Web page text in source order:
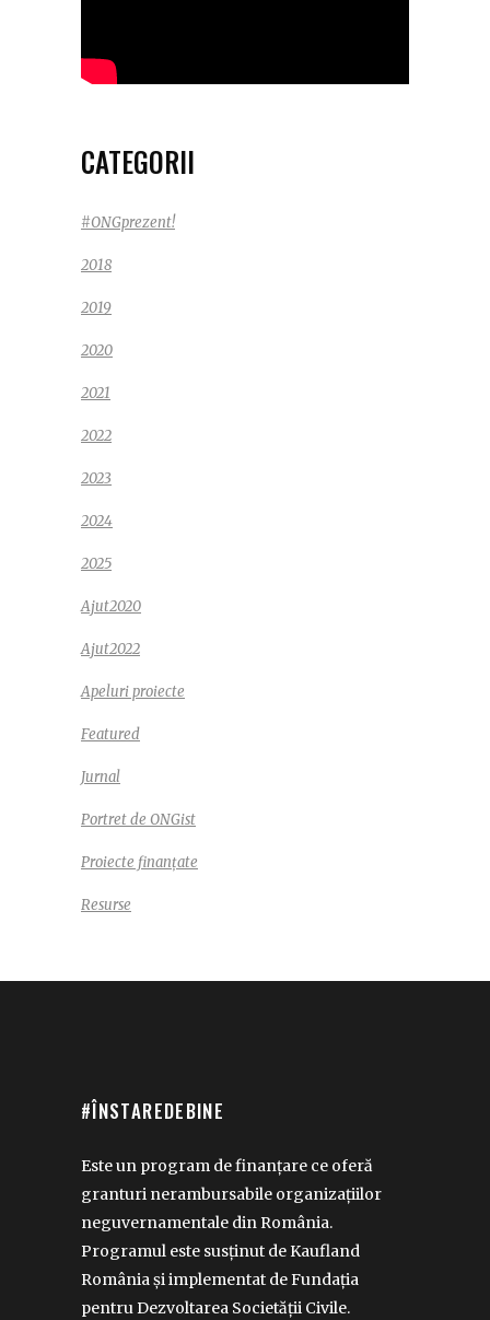
CATEGORII
#ONGprezent!
2018
2019
2020
2021
2022
2023
2024
2025
Ajut2020
Ajut2022
Apeluri proiecte
Featured
Jurnal
Portret de ONGist
Proiecte finanțate
Resurse
#ÎNSTAREDEBINE
Este un program de finanțare ce oferă
granturi nerambursabile organizațiilor
neguvernamentale din România.
Programul este susținut de Kaufland
România și implementat de Fundația
pentru Dezvoltarea Societății Civile.